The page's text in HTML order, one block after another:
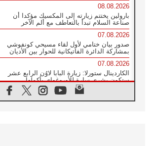
08.08.2026
بارولين يختتم زيارته إلى المكسيك مؤكدا أن
صناعة السلام تبدأ بالتعاطف مع ألم الآخر
07.08.2026
صدور بيان ختامي لأول لقاء مسيحي كونفوشي
بمشاركة الدائرة الفاتيكانية للحوار بين الأديان
07.08.2026
الكاردينال ستورلا: زيارة البابا لاوُن الرابع عشر
ستكون بشرى سارة للأوروغواي بأكملها
الفاتيكان يعلن برنامج الزيارة الرسولية للبابا لاوُن